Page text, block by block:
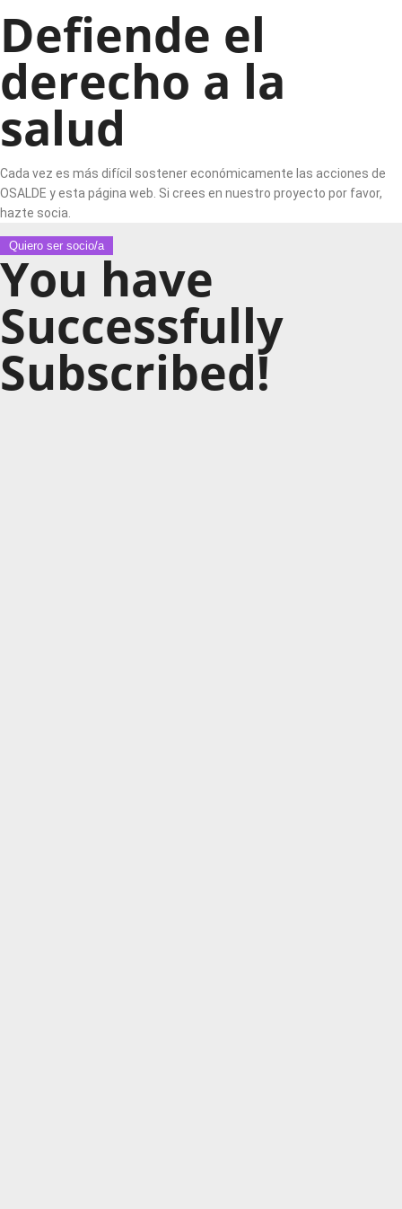
Defiende el
derecho a la
salud
Cada vez es más difícil sostener económicamente las acciones de
OSALDE y esta página web. Si crees en nuestro proyecto por favor,
hazte socia.
Quiero ser socio/a
You have
Successfully
Subscribed!